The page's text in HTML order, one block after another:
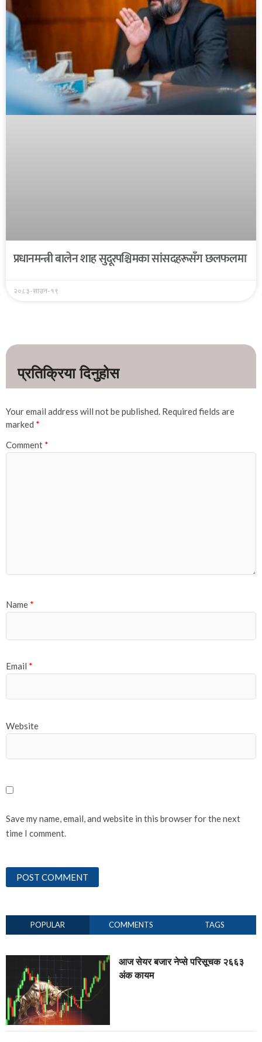
प्रधानमन्त्री बालेन शाह सुदूरपश्चिमका सांसदहरूसँग छलफलमा
२०८३-साउन-१९
Your email address will not be published. Required fields are
marked *
Comment *
Name *
Email *
Website
Save my name, email, and website in this browser for the next
time I comment.
POPULAR COMMENTS TAGS
आज सेयर बजार नेप्से परिसूचक २६६३
अंक कायम